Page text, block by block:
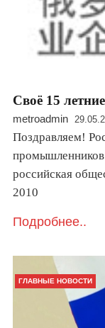
Своё 15
metroadmin
Поздравляем!️
российская
2010
Подробнее..
ГЛАВНЫЕ НОВОСТИ